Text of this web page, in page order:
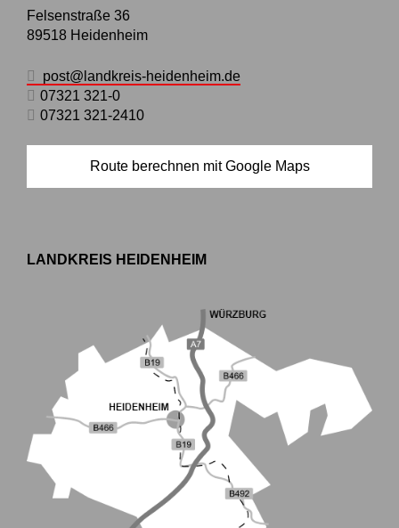
Felsenstraße 36
89518 Heidenheim
post@landkreis-heidenheim.de
07321 321-0
07321 321-2410
Route berechnen mit Google Maps
LANDKREIS HEIDENHEIM